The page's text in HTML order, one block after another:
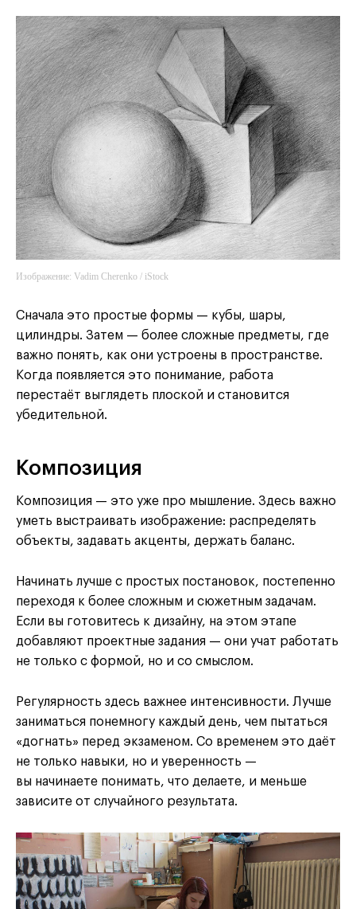
Изображение: Vadim Cherenko / iStock
Сначала это простые формы — кубы, шары,
цилиндры. Затем — более сложные предметы, где
важно понять, как они устроены в пространстве.
Когда появляется это понимание, работа
перестаёт выглядеть плоской и становится
убедительной.
Композиция
Композиция — это уже про мышление. Здесь важно
уметь выстраивать изображение: распределять
объекты, задавать акценты, держать баланс.
Начинать лучше с простых постановок, постепенно
переходя к более сложным и сюжетным задачам.
Если вы готовитесь к дизайну, на этом этапе
добавляют проектные задания — они учат работать
не только с формой, но и со смыслом.
Регулярность здесь важнее интенсивности. Лучше
заниматься понемногу каждый день, чем пытаться
«догнать» перед экзаменом. Со временем это даёт
не только навыки, но и уверенность —
вы начинаете понимать, что делаете, и меньше
зависите от случайного результата.